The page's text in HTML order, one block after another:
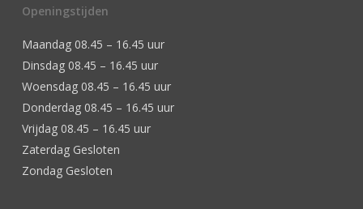
Openingstijden
Maandag 08.45 – 16.45 uur
Dinsdag 08.45 – 16.45 uur
Woensdag 08.45 – 16.45 uur
Donderdag 08.45 – 16.45 uur
Vrijdag 08.45 – 16.45 uur
Zaterdag Gesloten
Zondag Gesloten